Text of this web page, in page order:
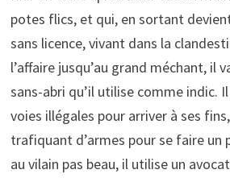
potes flics, et qui, en sortant
sans licence, vivant dans la
l’affaire jusqu’au grand méchant, il
sans-abri qu’il utilise comme indic.
voies illégales pour arriver à ses fins,
trafiquant d’armes pour se faire un
au vilain pas beau, il utilise un